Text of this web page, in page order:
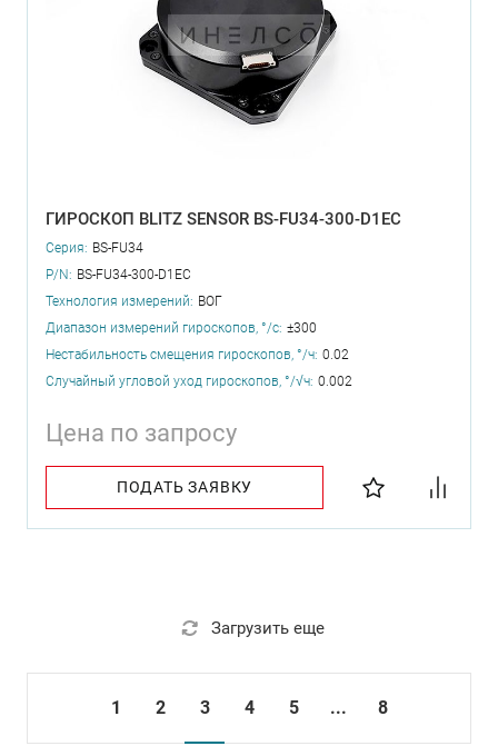
ГИРОСКОП BLITZ SENSOR BS-FU34-300-D1EC
Серия: BS-FU34
P/N: BS-FU34-300-D1EC
Технология измерений: ВОГ
Диапазон измерений гироскопов, °/с: ±300
Нестабильность смещения гироскопов, °/ч: 0.02
Случайный угловой уход гироскопов, °/√ч: 0.002
Цена по запросу
ПОДАТЬ ЗАЯВКУ
Загрузить еще
1 2 3 4 5 ... 8